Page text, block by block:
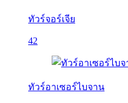
ทัวร์จอร์เจีย
42
ทัวร์อาเซอร์ไบจาน